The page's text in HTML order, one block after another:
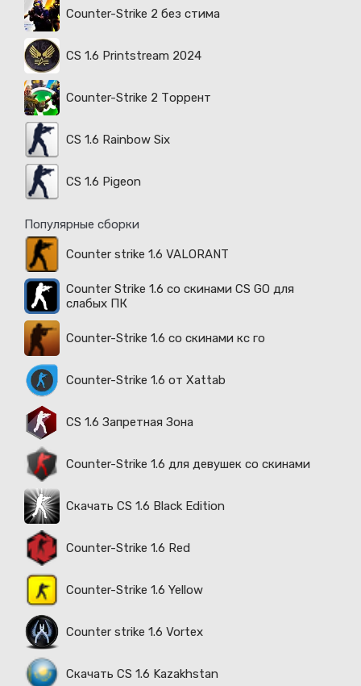
Counter-Strike 2 без стима
CS 1.6 Printstream 2024
Counter-Strike 2 Торрент
CS 1.6 Rainbow Six
CS 1.6 Pigeon
Популярные сборки
Counter strike 1.6 VALORANT
Counter Strike 1.6 со скинами CS GO для
слабых ПК
Counter-Strike 1.6 со скинами кс го
Counter-Strike 1.6 от Xattab
CS 1.6 Запретная Зона
Counter-Strike 1.6 для девушек со скинами
Скачать CS 1.6 Black Edition
Counter-Strike 1.6 Red
Counter-Strike 1.6 Yellow
Counter strike 1.6 Vortex
Скачать CS 1.6 Kazakhstan